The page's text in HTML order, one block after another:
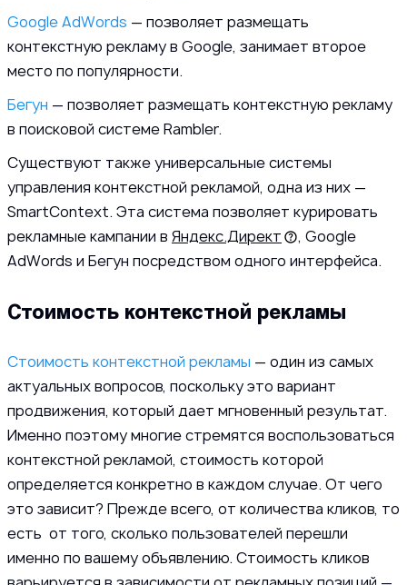
Google AdWords — позволяет размещать
контекстную рекламу в Google, занимает второе
место по популярности.
Бегун — позволяет размещать контекстную рекламу
в поисковой системе Rambler.
Существуют также универсальные системы
управления контекстной рекламой, одна из них —
SmartContext. Эта система позволяет курировать
рекламные кампании в Яндекс.Директ
, Google
AdWords и Бегун посредством одного интерфейса.
Стоимость контекстной рекламы
Стоимость контекстной рекламы — один из самых
актуальных вопросов, поскольку это вариант
продвижения, который дает мгновенный результат.
Именно поэтому многие стремятся воспользоваться
контекстной рекламой, стоимость которой
определяется конкретно в каждом случае. От чего
это зависит? Прежде всего, от количества кликов, то
есть от того, сколько пользователей перешли
именно по вашему объявлению. Стоимость кликов